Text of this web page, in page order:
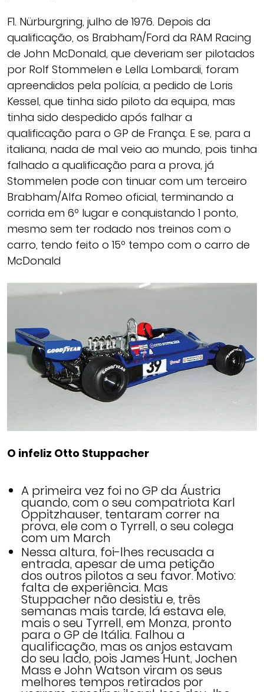
F1. Nürburgring, julho de 1976. Depois da
qualificação, os Brabham/Ford da RAM Racing
de John McDonald, que deveriam ser pilotados
por Rolf Stommelen e Lella Lombardi, foram
apreendidos pela polícia, a pedido de Loris
Kessel, que tinha sido piloto da equipa, mas
tinha sido despedido após falhar a
qualificação para o GP de França. E se, para a
italiana, nada de mal veio ao mundo, pois tinha
falhado a qualificação para a prova, já
Stommelen pode con tinuar com um terceiro
Brabham/Alfa Romeo oficial, terminando a
corrida em 6º lugar e conquistando 1 ponto,
mesmo sem ter rodado nos treinos com o
carro, tendo feito o 15º tempo com o carro de
McDonald
O infeliz Otto Stuppacher
A primeira vez foi no GP da Áustria
quando, com o seu compatriota Karl
Oppitzhauser, tentaram correr na
prova, ele com o Tyrrell, o seu colega
com um March
Nessa altura, foi-lhes recusada a
entrada, apesar de uma petição
dos outros pilotos a seu favor. Motivo:
falta de experiência. Mas
Stuppacher não desistiu e, três
semanas mais tarde, lá estava ele,
mais o seu Tyrrell, em Monza, pronto
para o GP de Itália. Falhou a
qualificação, mas os anjos estavam
do seu lado, pois James Hunt, Jochen
Mass e John Watson viram os seus
melhores tempos retirados por